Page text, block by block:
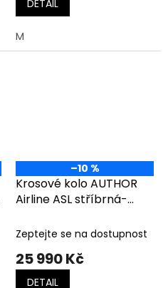
DETAIL
M
–10 %
Krosové kolo AUTHOR
Airline ASL stříbrná-
Zeptejte se na dostupnost
25 990 Kč
DETAIL